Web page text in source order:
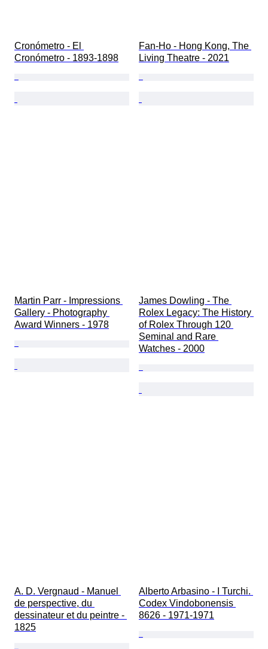
Cronómetro - El
Cronómetro - 1893-1898
Fan-Ho - Hong Kong, The
Living Theatre - 2021
Martin Parr - Impressions
Gallery - Photography
Award Winners - 1978
James Dowling - The
Rolex Legacy: The History
of Rolex Through 120
Seminal and Rare
Watches - 2000
A. D. Vergnaud - Manuel
de perspective, du
dessinateur et du peintre -
1825
Alberto Arbasino - I Turchi.
Codex Vindobonensis
8626 - 1971-1971